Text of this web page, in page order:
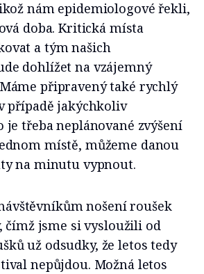
nám epidemiologové řekli,
doba. Kritická místa
a tým našich
dohlížet na vzájemný
připravený také rychlý
případě jakýchkoliv
třeba neplánované zvýšení
místě, můžeme danou
na minutu vypnout.
nošení roušek
čímž jsme si vysloužili od
už odsudky, že letos tedy
nepůjdou. Možná letos